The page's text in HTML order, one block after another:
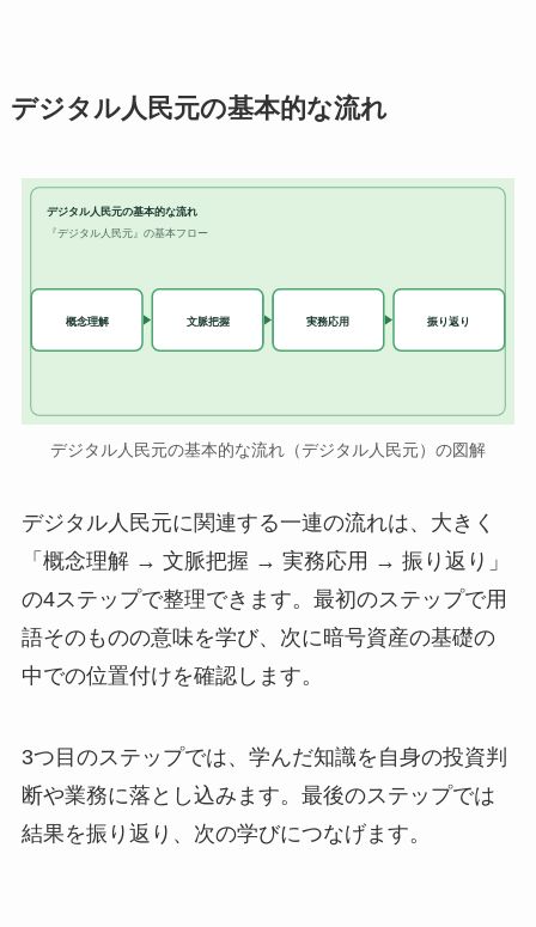
デジタル人民元の基本的な流れ
デジタル人民元の基本的な流れ
『デジタル人民元』の基本フロー
概念理解 文脈把握 実務応用 振り返り
デジタル人民元の基本的な流れ（デジタル人民元）の図解
デジタル人民元に関連する一連の流れは、大きく
「概念理解 → 文脈把握 → 実務応用 → 振り返り」
の4ステップで整理できます。最初のステップで用
語そのものの意味を学び、次に暗号資産の基礎の
中での位置付けを確認します。
3つ目のステップでは、学んだ知識を自身の投資判
断や業務に落とし込みます。最後のステップでは
結果を振り返り、次の学びにつなげます。